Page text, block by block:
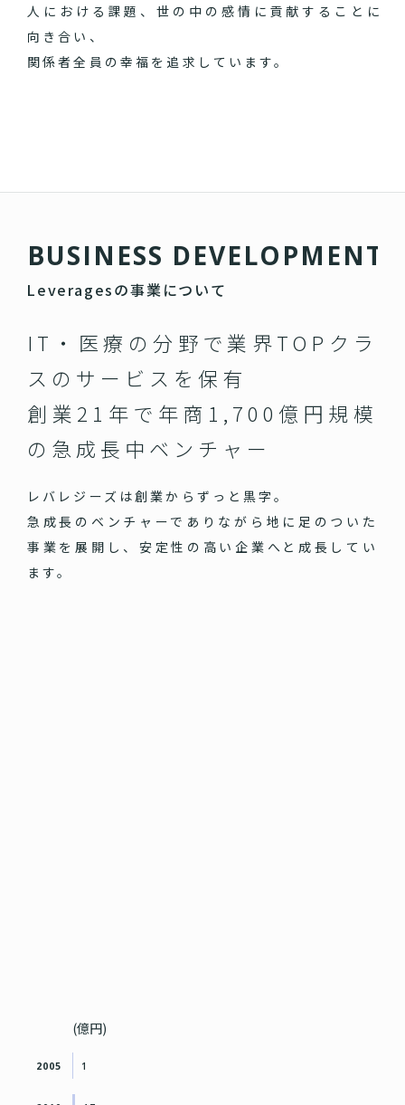
人における課題、世の中の感情に貢献することに
向き合い、
関係者全員の幸福を追求しています。
BUSIN ESS DEVELOPM ENT
Leveragesの事業について
IT・医療の分野で業界TOPクラ
スのサービスを保有
創業21年で年商1,700億円規模
の急成長中ベンチャー
レバレジーズは創業からずっと黒字。
急成長のベンチャーでありながら地に足のついた
事業を展開し、安定性の高い企業へと成長してい
ます。
(億円)
1
2005